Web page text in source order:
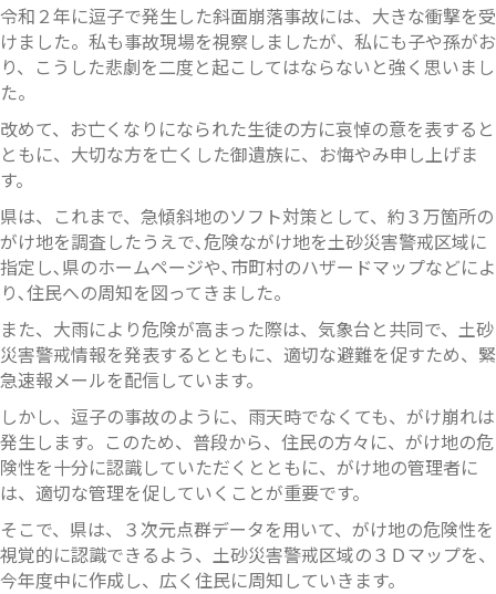
令和２年に逗子で発生した斜面崩落事故には、大きな衝撃を受
けました。私も事故現場を視察しましたが、私にも子や孫がお
り、こうした悲劇を二度と起こしてはならないと強く思いまし
た。
改めて、お亡くなりになられた生徒の方に哀悼の意を表すると
ともに、大切な方を亡くした御遺族に、お悔やみ申し上げま
す。
県は、これまで、急傾斜地のソフト対策として、約３万箇所の
がけ地を調査したうえで､危険ながけ地を土砂災害警戒区域に
指定し､県のホームページや､市町村のハザードマップなどによ
り､住民への周知を図ってきました。
また、大雨により危険が高まった際は、気象台と共同で、土砂
災害警戒情報を発表するとともに、適切な避難を促すため、緊
急速報メールを配信しています。
しかし、逗子の事故のように、雨天時でなくても、がけ崩れは
発生します。このため、普段から、住民の方々に、がけ地の危
険性を十分に認識していただくとともに、がけ地の管理者に
は、適切な管理を促していくことが重要です。
そこで、県は、３次元点群データを用いて、がけ地の危険性を
視覚的に認識できるよう、土砂災害警戒区域の３Ｄマップを、
今年度中に作成し、広く住民に周知していきます。